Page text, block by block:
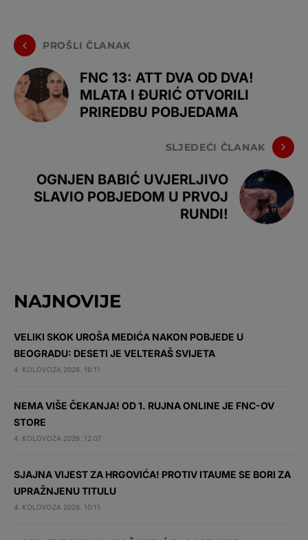
PROŠLI ČLANAK
FNC 13: ATT DVA OD DVA!
MLATA I ĐURIĆ OTVORILI
PRIREDBU POBJEDAMA
SLJEDEĆI ČLANAK
OGNJEN BABIĆ UVJERLJIVO
SLAVIO POBJEDOM U PRVOJ
RUNDI!
NAJNOVIJE
VELIKI SKOK UROŠA MEDIĆA NAKON POBJEDE U
BEOGRADU: DESETI JE VELTERAŠ SVIJETA
4. KOLOVOZA 2026. 16:11
NEMA VIŠE ČEKANJA! OD 1. RUJNA ONLINE JE FNC-OV
STORE
4. KOLOVOZA 2026. 12:07
SJAJNA VIJEST ZA HRGOVIĆA! PROTIV ITAUME SE BORI ZA
UPRAŽNJENU TITULU
4. KOLOVOZA 2026. 10:11